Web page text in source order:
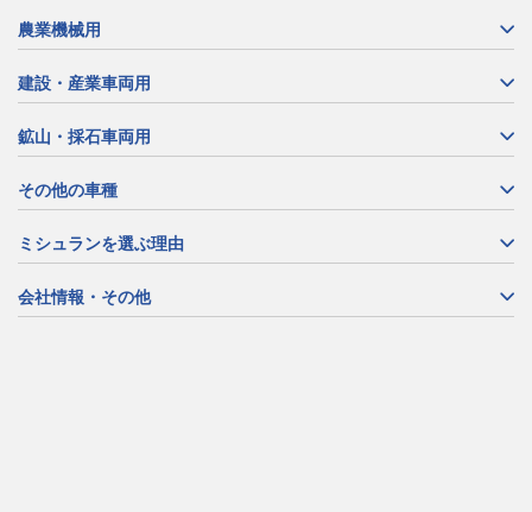
農業機械用
建設・産業車両用
鉱山・採石車両用
その他の車種
ミシュランを選ぶ理由
会社情報・その他